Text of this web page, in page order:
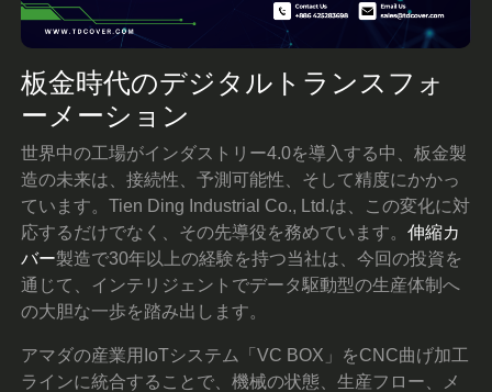
板金時代のデジタルトランスフォ
ーメーション
世界中の工場がインダストリー4.0を導入する中、板金製
造の未来は、接続性、予測可能性、そして精度にかかっ
ています。Tien Ding Industrial Co., Ltd.は、この変化に対
応するだけでなく、その先導役を務めています。伸縮カ
バー製造で30年以上の経験を持つ当社は、今回の投資を
通じて、インテリジェントでデータ駆動型の生産体制へ
の大胆な一歩を踏み出します。
アマダの産業用IoTシステム「VC BOX」をCNC曲げ加工
ラインに統合することで、機械の状態、生産フロー、メ